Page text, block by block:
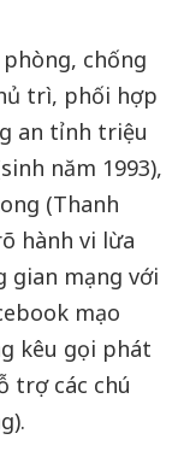
chống
trì, phối hợp
an tỉnh triệu
năm 1993),
(Thanh
hành vi lừa
gian mạng với
mạo
kêu gọi phát
trợ các chú